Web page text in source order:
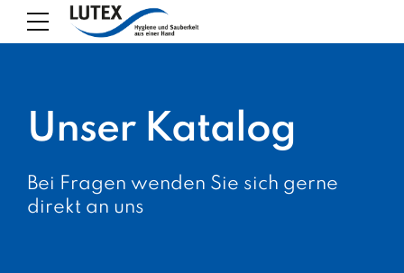
Unser Katalog
Bei Fragen wenden Sie sich gerne
direkt an uns